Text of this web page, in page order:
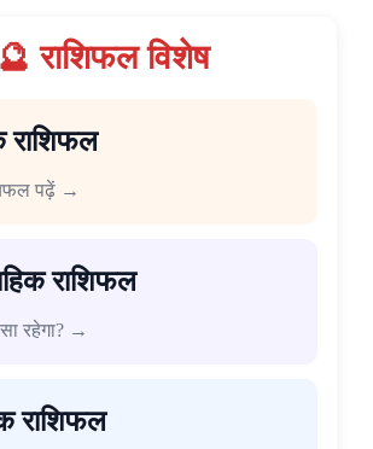
🔮 राशिफल विशेष
राशिफल
पढ़ें →
राशिफल
रहेगा? →
राशिफल